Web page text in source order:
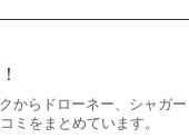
からドローネー、シャガー
ミをまとめています。